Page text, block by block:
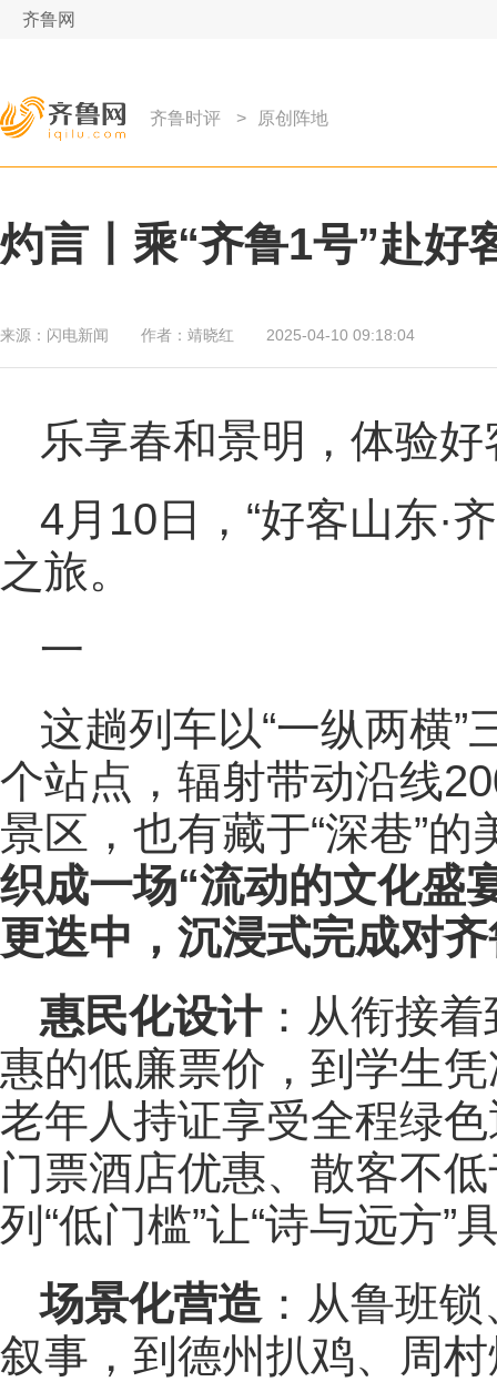
齐鲁网
齐鲁时评 > 原创阵地
灼言丨乘“齐鲁1号”赴好
来源： 闪电新闻 作者： 靖晓红 2025-04-10 09:18:04
乐享春和景明，体验
4月10日，“好客山东·
之旅。
一
这趟列车以“一纵两横
个站点，辐射带动沿线
景区，也有藏于“深巷”的
织成一场“流动的文化盛
更迭中，沉浸式完成对
惠民化设计：从衔接
惠的低廉票价，到学生
老年人持证享受全程绿
门票酒店优惠、散客不
列“低门槛”让“诗与远方
场景化营造 ：从鲁班
叙事，到德州扒鸡、周